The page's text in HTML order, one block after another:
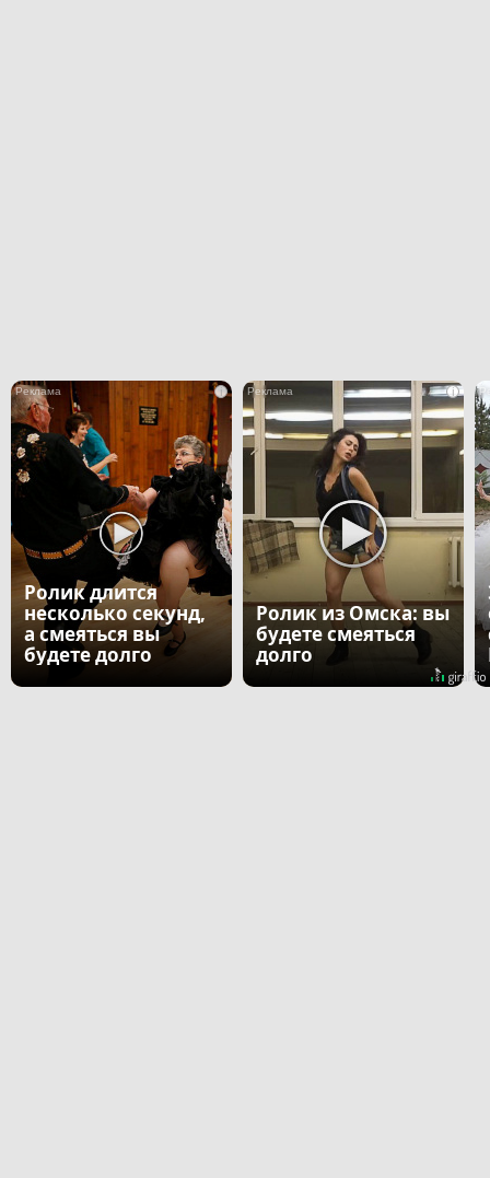
i
Ролик длится
несколько секунд,
а смеяться вы
будете долго
i
Ролик из Омска: вы
будете смеяться
долго